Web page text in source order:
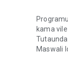
kama
Maswali